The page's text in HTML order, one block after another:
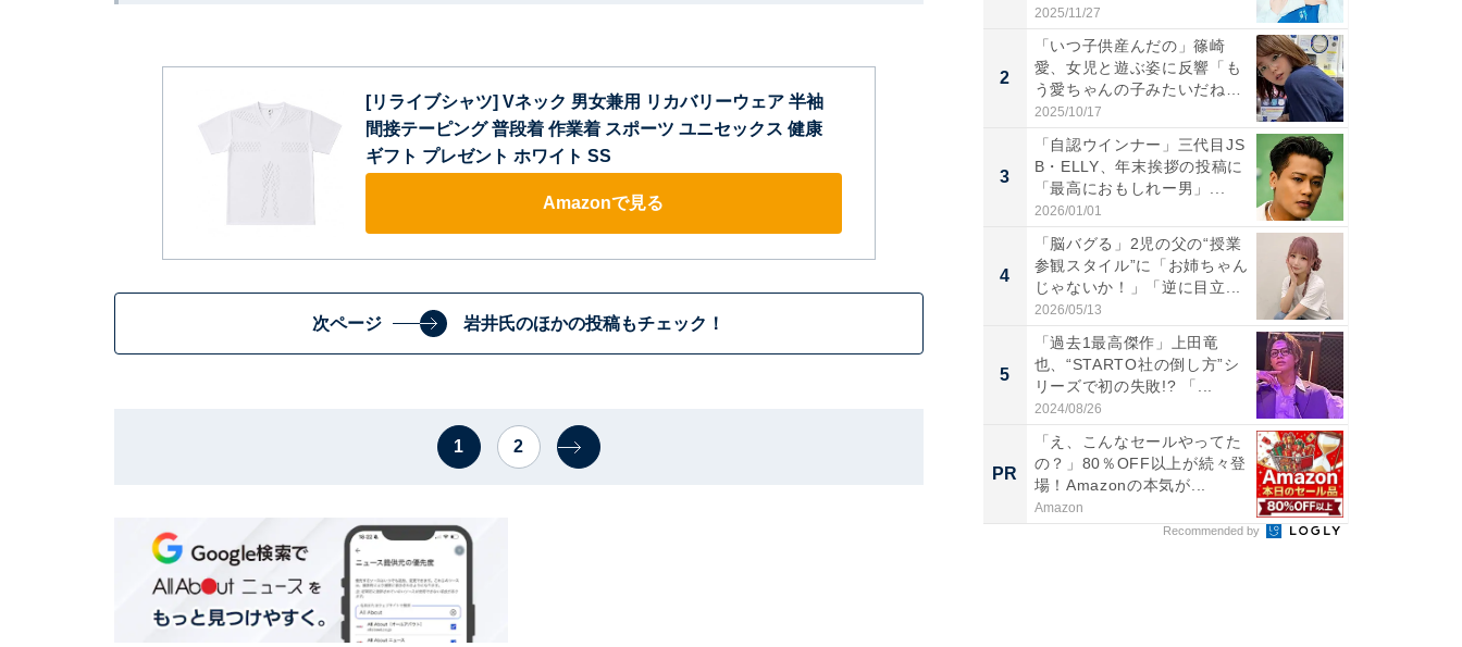
[リライブシャツ] Vネック 男女兼用 リカバリーウェア 半袖
間接テーピング 普段着 作業着 スポーツ ユニセックス 健康
ギフト プレゼント ホワイト SS
Amazonで見る
次ページ 岩井氏のほかの投稿もチェック！
1 2
「...
2025/11/27
2
「いつ子供産んだの」篠崎
愛、女児と遊ぶ姿に反響「も
う愛ちゃんの子みたいだね」
「完...
2025/10/17
3
「自認ウインナー」三代目JS
B・ELLY、年末挨拶の投稿に
「最高におもしれー男」...
2026/01/01
4
「脳バグる」2児の父の“授業
参観スタイル”に「お姉ちゃん
じゃないか！」「逆に目立...
2026/05/13
5
「過去1最高傑作」上田竜
也、“STARTO社の倒し方”シ
リーズで初の失敗!? 「...
2024/08/26
PR
「え、こんなセールやってた
の？」80％OFF以上が続々登
場！Amazonの本気が...
Amazon
Recommended by